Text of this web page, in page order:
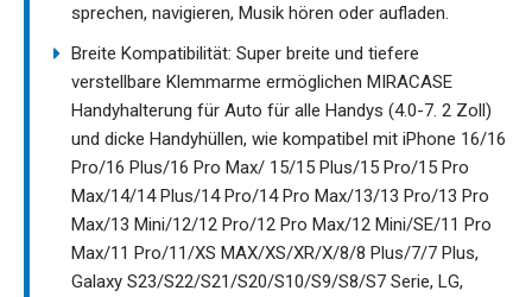
sprechen, navigieren, Musik hören oder aufladen.
Breite Kompatibilität: Super breite und tiefere
verstellbare Klemmarme ermöglichen MIRACASE
Handyhalterung für Auto für alle Handys (4.0-7. 2 Zoll)
und dicke Handyhüllen, wie kompatibel mit iPhone 16/16
Pro/16 Plus/16 Pro Max/ 15/15 Plus/15 Pro/15 Pro
Max/14/14 Plus/14 Pro/14 Pro Max/13/13 Pro/13 Pro
Max/13 Mini/12/12 Pro/12 Pro Max/12 Mini/SE/11 Pro
Max/11 Pro/11/XS MAX/XS/XR/X/8/8 Plus/7/7 Plus,
Galaxy S23/S22/S21/S20/S10/S9/S8/S7 Serie, LG,